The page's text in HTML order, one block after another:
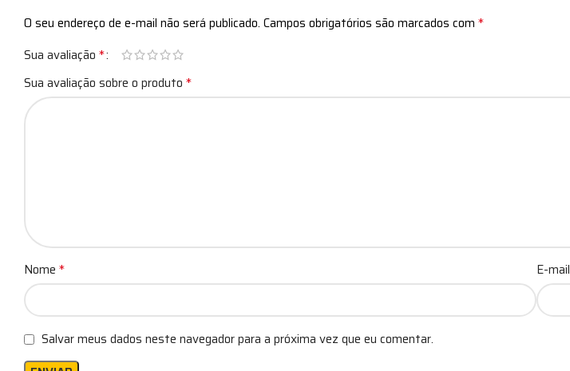
O seu endereço de e-mail não será publicado. Campos obrigatórios são marcados com *
Sua avaliação *
Sua avaliação sobre o produto *
Nome * E-mail
Salvar meus dados neste navegador para a próxima vez que eu comentar.